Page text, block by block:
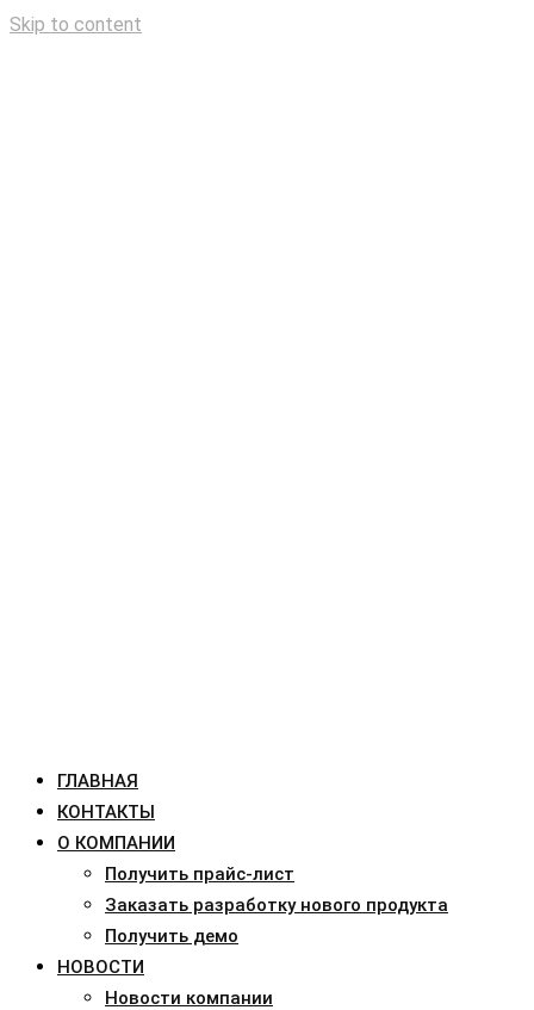
Skip to content
ГЛАВНАЯ
КОНТАКТЫ
О КОМПАНИИ
Получить прайс-лист
Заказать разработку нового продукта
Получить демо
НОВОСТИ
Новости компании